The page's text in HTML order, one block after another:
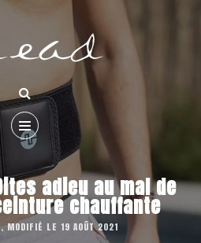
adieu au mal de
chauffante
MODIFIÉ LE 19 AOÛT 2021